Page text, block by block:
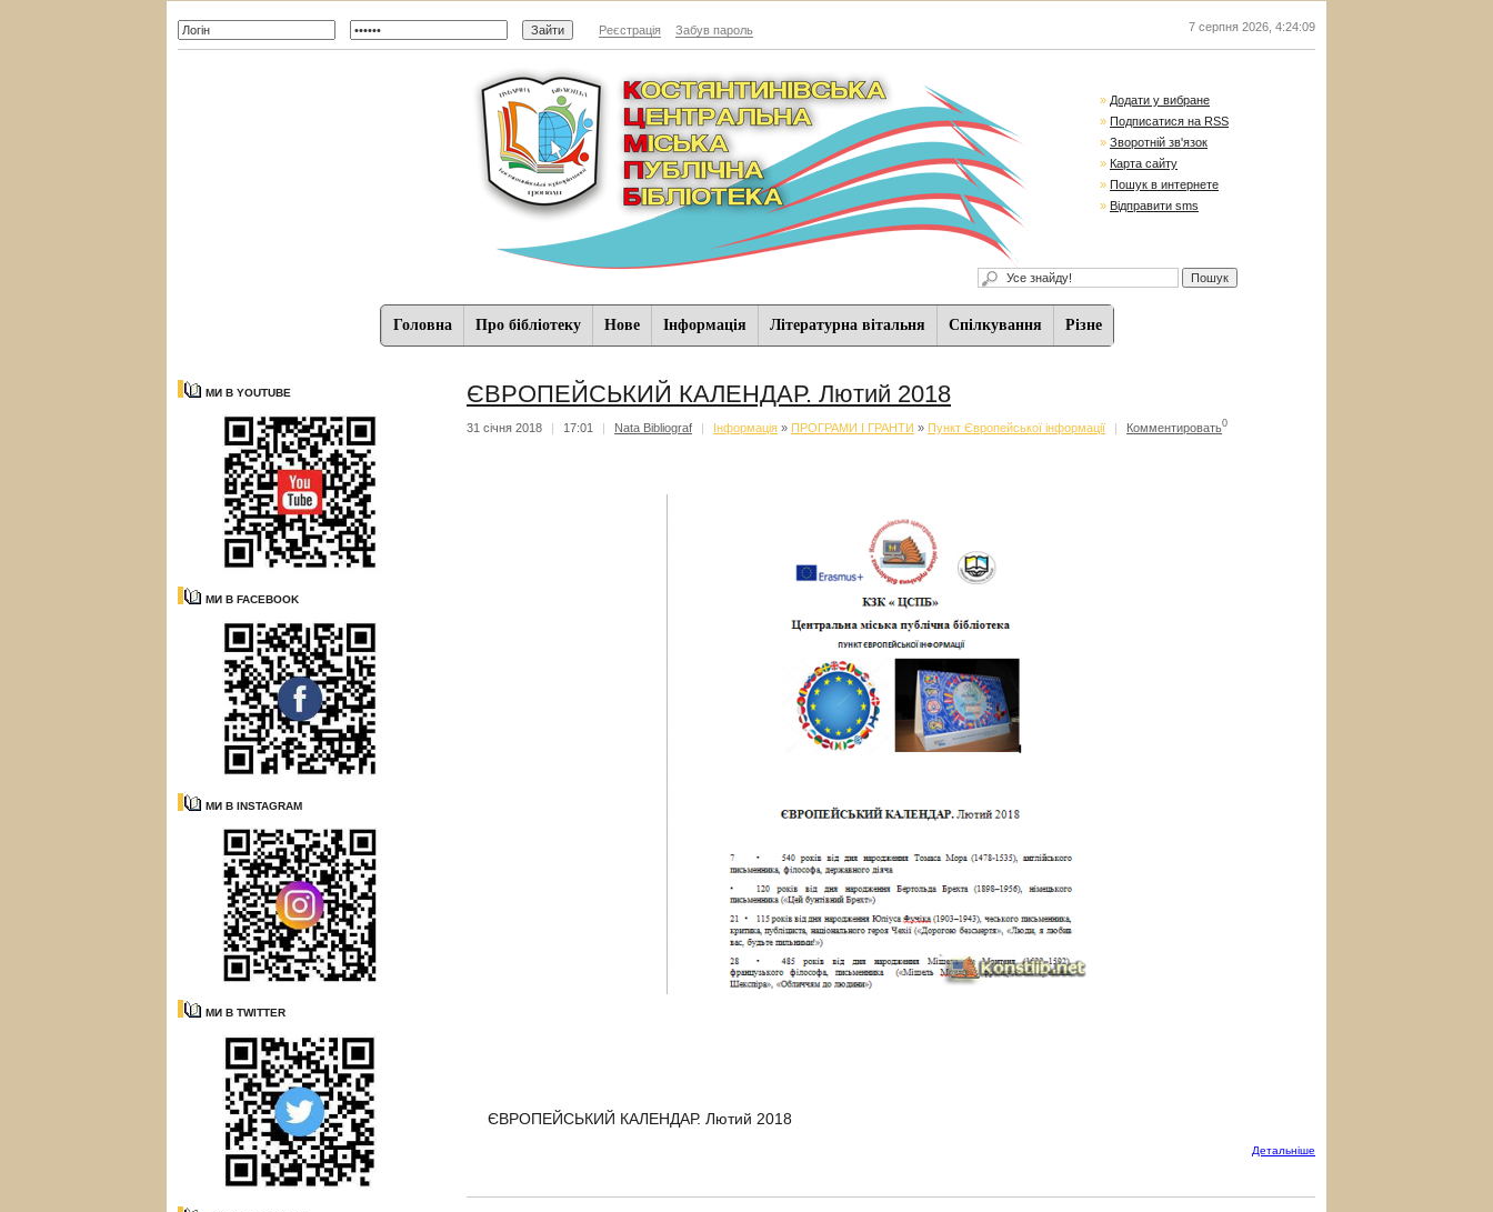
Реєстрація Забув пароль 7 серпня 2026 4:24:10
» Додати у вибране
» Подписатися на RSS
» Зворотній зв'язок
» Карта сайту
» Пошук в интернете
» Відправити sms
Головна Про бібліотеку Нове Iнформацiя Літературна вітальня Спiлкування Різне
МИ В YOUTUBE
МИ В FACEBOOK
МИ В INSTAGRAM
МИ В TWITTER
ЄВРОПЕЙСЬКИЙ КАЛЕНДАР. Лютий 2018
31 січня 2018 | 17:01 | Nata Bibliograf | Iнформацiя » ПРОГРАМИ І ГРАНТИ » Пункт Європейської інформації | Комментировать0
ЄВРОПЕЙСЬКИЙ КАЛЕНДАР. Лютий 2018
Детальнiше